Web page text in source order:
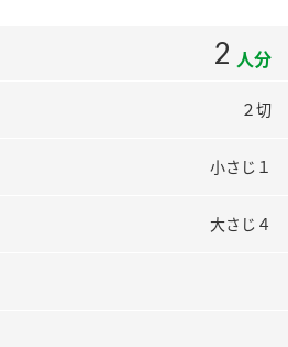
康への取り組み
2 人分
２切
小さじ１
大さじ４